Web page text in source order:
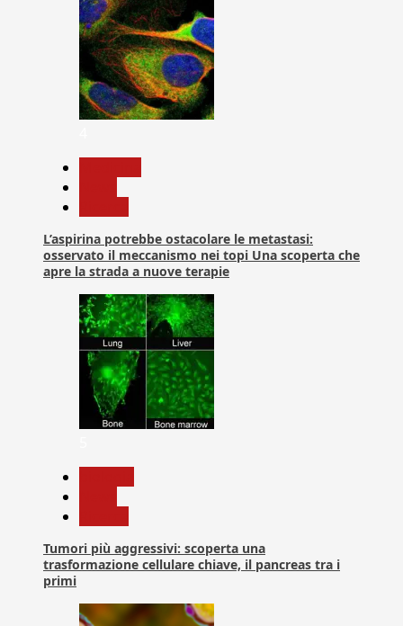
L’aspirina potrebbe ostacolare le metastasi:
osservato il meccanismo nei topi Una scoperta che
apre la strada a nuove terapie
Tumori più aggressivi: scoperta una
trasformazione cellulare chiave, il pancreas tra i
primi